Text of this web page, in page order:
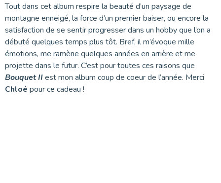
Tout dans cet album respire la beauté d’un paysage de
montagne enneigé, la force d’un premier baiser, ou encore la
satisfaction de se sentir progresser dans un hobby que l’on a
débuté quelques temps plus tôt. Bref, il m’évoque mille
émotions, me ramène quelques années en arrière et me
projette dans le futur. C’est pour toutes ces raisons que
Bouquet IIest mon album coup de coeur de l’année. Merci
Chloé pour ce cadeau !